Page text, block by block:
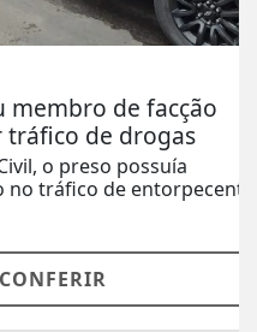
de facção
de drogas
possuía
de entorpecentes